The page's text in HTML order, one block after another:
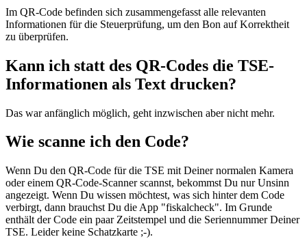
Im QR-Code befinden sich zusammengefasst alle relevanten
Informationen für die Steuerprüfung, um den Bon auf Korrektheit
zu überprüfen.
Kann ich statt des QR-Codes die TSE-
Informationen als Text drucken?
Das war anfänglich möglich, geht inzwischen aber nicht mehr.
Wie scanne ich den Code?
Wenn Du den QR-Code für die TSE mit Deiner normalen Kamera
oder einem QR-Code-Scanner scannst, bekommst Du nur Unsinn
angezeigt. Wenn Du wissen möchtest, was sich hinter dem Code
verbirgt, dann brauchst Du die App "fiskalcheck". Im Grunde
enthält der Code ein paar Zeitstempel und die Seriennummer Deiner
TSE. Leider keine Schatzkarte ;-).